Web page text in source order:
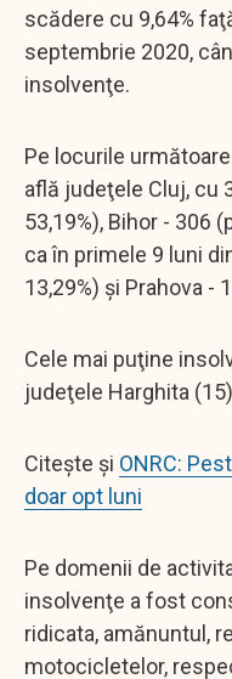
scădere cu 9,64%
septembrie 2020,
insolvenţe.
Pe locurile
află judeţele Cluj, cu
53,19%), Bihor - 306
ca în primele 9 luni
13,29%) şi Prahova -
Cele mai puţine
judeţele Harghita
Citește și ONRC:
doar opt luni
Pe domenii de
insolvenţe a fost
ridicata, amănuntul,
motocicletelor,